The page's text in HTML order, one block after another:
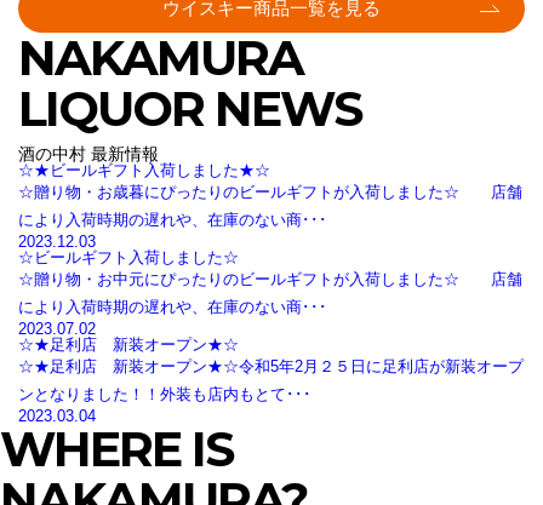
ウイスキー商品一覧を見る
NAKAMURA
LIQUOR NEWS
酒の中村 最新情報
☆★ビールギフト入荷しました★☆
☆贈り物・お歳暮にぴったりのビールギフトが入荷しました☆ 店舗
により入荷時期の遅れや、在庫のない商･･･
2023.12.03
☆ビールギフト入荷しました☆
☆贈り物・お中元にぴったりのビールギフトが入荷しました☆ 店舗
により入荷時期の遅れや、在庫のない商･･･
2023.07.02
☆★足利店 新装オープン★☆
☆★足利店 新装オープン★☆令和5年2月２５日に足利店が新装オープ
ンとなりました！！外装も店内もとて･･･
2023.03.04
WHERE IS